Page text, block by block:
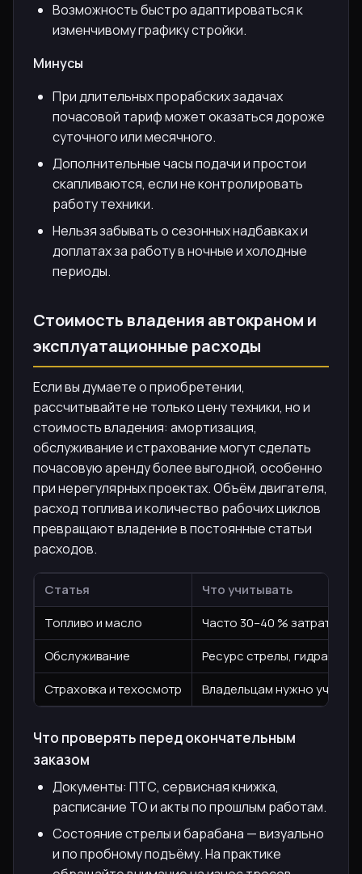
Возможность быстро адаптироваться к
изменчивому графику стройки.
Минусы
При длительных прорабских задачах
почасовой тариф может оказаться дороже
суточного или месячного.
Дополнительные часы подачи и простои
скапливаются, если не контролировать
работу техники.
Нельзя забывать о сезонных надбавках и
доплатах за работу в ночные и холодные
периоды.
Стоимость владения автокраном и
эксплуатационные расходы
Если вы думаете о приобретении,
рассчитывайте не только цену техники, но и
стоимость владения: амортизация,
обслуживание и страхование могут сделать
почасовую аренду более выгодной, особенно
при нерегулярных проектах. Объём двигателя,
расход топлива и количество рабочих циклов
превращают владение в постоянные статьи
расходов.
Статья
Что учитывать
Топливо и масло
Часто 30–40 % затрат
Обслуживание
Ресурс стрелы,
Страховка и техосмотр
Владельцам нужно
Что проверять перед окончательным
заказом
Документы: ПТС, сервисная книжка,
расписание ТО и акты по прошлым работам.
Состояние стрелы и барабана — визуально
и по пробному подъёму. На практике